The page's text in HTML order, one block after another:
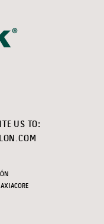
US TO:
AXIACORE